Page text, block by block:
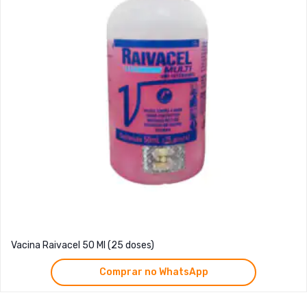
Vacina Raivacel 50 Ml (25 doses)
Comprar no WhatsApp